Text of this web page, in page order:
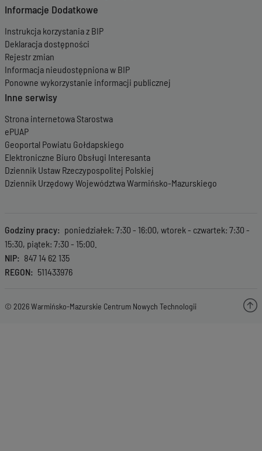
Informacje Dodatkowe
Instrukcja korzystania z BIP
Deklaracja dostępności
Rejestr zmian
Informacja nieudostępniona w BIP
Ponowne wykorzystanie informacji publicznej
Inne serwisy
Strona internetowa Starostwa
ePUAP
Geoportal Powiatu Gołdapskiego
Elektroniczne Biuro Obsługi Interesanta
Dziennik Ustaw Rzeczypospolitej Polskiej
Dziennik Urzędowy Województwa Warmińsko-Mazurskiego
Godziny pracy
poniedziałek: 7:30 - 16:00, wtorek - czwartek: 7:30 -
15:30, piątek: 7:30 - 15:00.
NIP
847 14 62 135
REGON
511433976
© 2026 Warmińsko-Mazurskie Centrum Nowych Technologii